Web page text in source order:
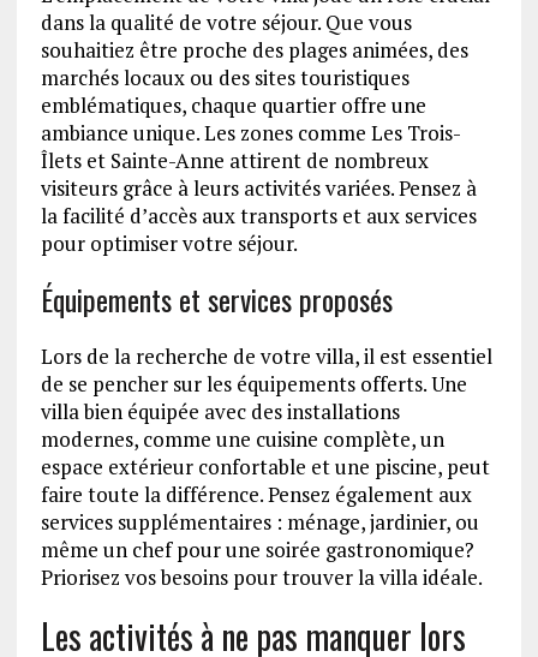
dans la qualité de votre séjour. Que vous
souhaitiez être proche des plages animées, des
marchés locaux ou des sites touristiques
emblématiques, chaque quartier offre une
ambiance unique. Les zones comme Les Trois-
Îlets et Sainte-Anne attirent de nombreux
visiteurs grâce à leurs activités variées. Pensez à
la facilité d’accès aux transports et aux services
pour optimiser votre séjour.
Équipements et services proposés
Lors de la recherche de votre villa, il est essentiel
de se pencher sur les équipements offerts. Une
villa bien équipée avec des installations
modernes, comme une cuisine complète, un
espace extérieur confortable et une piscine, peut
faire toute la différence. Pensez également aux
services supplémentaires : ménage, jardinier, ou
même un chef pour une soirée gastronomique?
Priorisez vos besoins pour trouver la villa idéale.
Les activités à ne pas manquer lors